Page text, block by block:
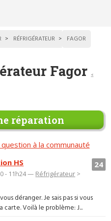
RÉFRIGÉRATEUR FAGOR
Fagor <
réparation
à la communauté
24
HS
- 11h24 — Réfrigérateur >
déranger. Je sais pas si vous
Voilà le problème: J...